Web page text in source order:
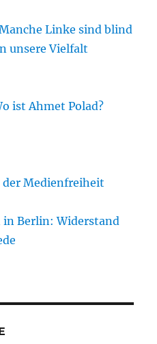
Linke sind blind
unsere Vielfalt
ist Ahmet Polad?
Medienfreiheit
Berlin: Widerstand